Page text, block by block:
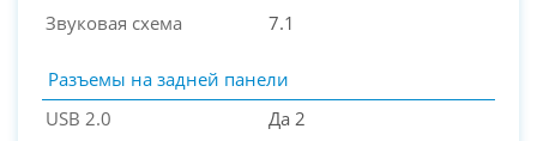
Звуковая схема
7.1
Разъемы на задней панели
USB 2.0
Да 2